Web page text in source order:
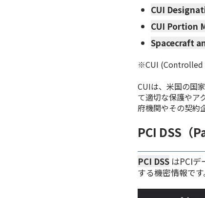
CUI
CUI Portion
Spacecraft
※CUI (Controlled
CUIは、米国の国
て適切な保護やア
府機関やその契約
PCI DSS（
PCI DSS はPCI
する機密情報で